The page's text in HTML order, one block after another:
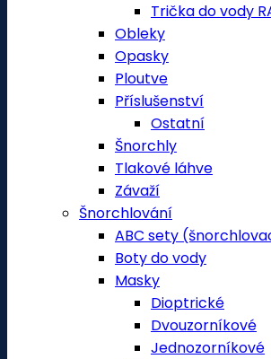
Trička do vody
Obleky
Opasky
Ploutve
Příslušenství
Ostatní
Šnorchly
Tlakové láhve
Závaží
Šnorchlování
ABC sety
Boty do vody
Masky
Dioptrické
Dvouzorníkové
Jednozorníkové